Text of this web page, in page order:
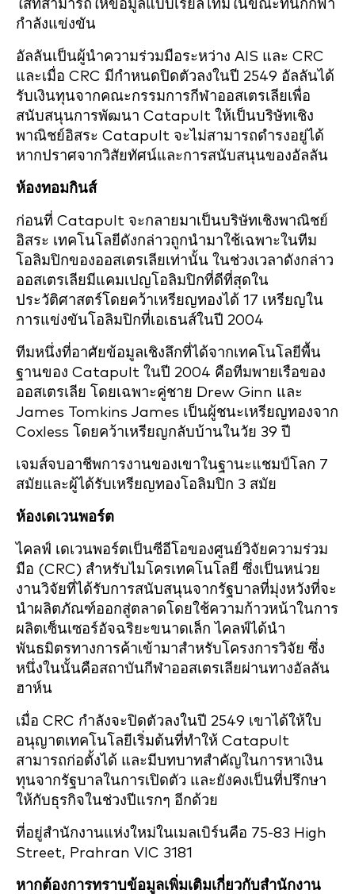
ใส่ที่สามารถให้ข้อมูลแบบเรียลไทม์ในขณะที่นักกีฬา
กำลังแข่งขัน
อัลลันเป็นผู้นำความร่วมมือระหว่าง AIS และ CRC
และเมื่อ CRC มีกำหนดปิดตัวลงในปี 2549 อัลลันได้
รับเงินทุนจากคณะกรรมการกีฬาออสเตรเลียเพื่อ
สนับสนุนการพัฒนา Catapult ให้เป็นบริษัทเชิง
พาณิชย์อิสระ Catapult จะไม่สามารถดำรงอยู่ได้
หากปราศจากวิสัยทัศน์และการสนับสนุนของอัลลัน
ห้องทอมกินส์
ก่อนที่ Catapult จะกลายมาเป็นบริษัทเชิงพาณิชย์
อิสระ เทคโนโลยีดังกล่าวถูกนำมาใช้เฉพาะในทีม
โอลิมปิกของออสเตรเลียเท่านั้น ในช่วงเวลาดังกล่าว
ออสเตรเลียมีแคมเปญโอลิมปิกที่ดีที่สุดใน
ประวัติศาสตร์โดยคว้าเหรียญทองได้ 17 เหรียญใน
การแข่งขันโอลิมปิกที่เอเธนส์ในปี 2004
ทีมหนึ่งที่อาศัยข้อมูลเชิงลึกที่ได้จากเทคโนโลยีพื้น
ฐานของ Catapult ในปี 2004 คือทีมพายเรือของ
ออสเตรเลีย โดยเฉพาะคู่ชาย Drew Ginn และ
James Tomkins James เป็นผู้ชนะเหรียญทองจาก
Coxless โดยคว้าเหรียญกลับบ้านในวัย 39 ปี
เจมส์จบอาชีพการงานของเขาในฐานะแชมป์โลก 7
สมัยและผู้ได้รับเหรียญทองโอลิมปิก 3 สมัย
ห้องเดเวนพอร์ต
ไคลฟ์ เดเวนพอร์ตเป็นซีอีโอของศูนย์วิจัยความร่วม
มือ (CRC) สำหรับไมโครเทคโนโลยี ซึ่งเป็นหน่วย
งานวิจัยที่ได้รับการสนับสนุนจากรัฐบาลที่มุ่งหวังที่จะ
นำผลิตภัณฑ์ออกสู่ตลาดโดยใช้ความก้าวหน้าในการ
ผลิตเซ็นเซอร์อัจฉริยะขนาดเล็ก ไคลฟ์ได้นำ
พันธมิตรทางการค้าเข้ามาสำหรับโครงการวิจัย ซึ่ง
หนึ่งในนั้นคือสถาบันกีฬาออสเตรเลียผ่านทางอัลลัน
ฮาห์น
เมื่อ CRC กำลังจะปิดตัวลงในปี 2549 เขาได้ให้ใบ
อนุญาตเทคโนโลยีเริ่มต้นที่ทำให้ Catapult
สามารถก่อตั้งได้ และมีบทบาทสำคัญในการหาเงิน
ทุนจากรัฐบาลในการเปิดตัว และยังคงเป็นที่ปรึกษา
ให้กับธุรกิจในช่วงปีแรกๆ อีกด้วย
ที่อยู่สำนักงานแห่งใหม่ในเมลเบิร์นคือ 75-83 High
Street, Prahran VIC 3181
หากต้องการทราบข้อมูลเพิ่มเติมเกี่ยวกับสำนักงาน